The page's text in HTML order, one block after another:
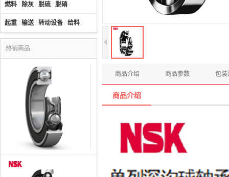
燃料 / 除灰 / 脱硫 / 脱硝 /
起重 / 输送/ 转动设备 / 给料 /
热销商品
商品介绍 商品参数 包装
商品介绍